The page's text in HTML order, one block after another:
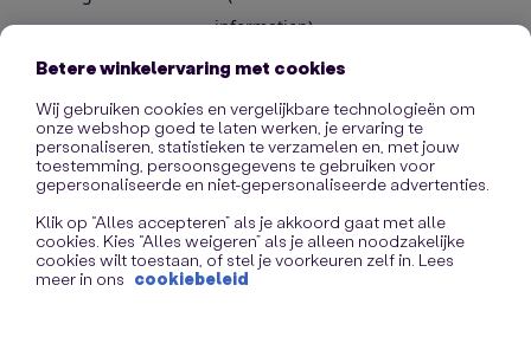
information).
Betere winkelervaring met cookies
Wij gebruiken cookies en vergelijkbare technologieën om
onze webshop goed te laten werken, je ervaring te
personaliseren, statistieken te verzamelen en, met jouw
toestemming, persoonsgegevens te gebruiken voor
gepersonaliseerde en niet-gepersonaliseerde advertenties.
Klik op “Alles accepteren” als je akkoord gaat met alle
cookies. Kies “Alles weigeren” als je alleen noodzakelijke
cookies wilt toestaan, of stel je voorkeuren zelf in. Lees
meer in ons cookiebeleid